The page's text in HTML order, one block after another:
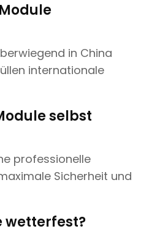
in China
internationale
selbst
professionelle
Sicherheit und
wetterfest?